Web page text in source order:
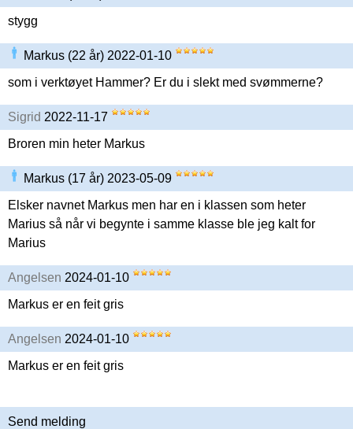
stygg
Markus (22 år) 2022-01-10
som i verktøyet Hammer? Er du i slekt med svømmerne?
Sigrid 2022-11-17
Broren min heter Markus
Markus (17 år) 2023-05-09
Elsker navnet Markus men har en i klassen som heter
Marius så når vi begynte i samme klasse ble jeg kalt for
Marius
Angelsen 2024-01-10
Markus er en feit gris
Angelsen 2024-01-10
Markus er en feit gris
Send melding